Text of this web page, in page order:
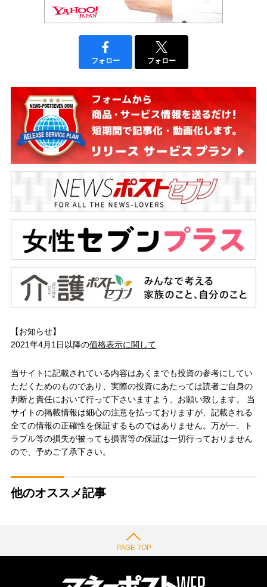
フォロー フォロー
【お知らせ】
2021年4月1日以降の価格表示に関して
当サイトに記載されている内容はあくまでも投資の参考にしてい
ただくためのものであり、実際の投資にあたっては読者ご自身の
判断と責任において行って下さいますよう、お願い致します。 当
サイトの掲載情報は細心の注意を払っておりますが、記載される
全ての情報の正確性を保証するものではありません。万が一、ト
ラブル等の損失が被っても損害等の保証は一切行っておりません
ので、予めご了承下さい。
他のオススメ記事
PAGE TOP